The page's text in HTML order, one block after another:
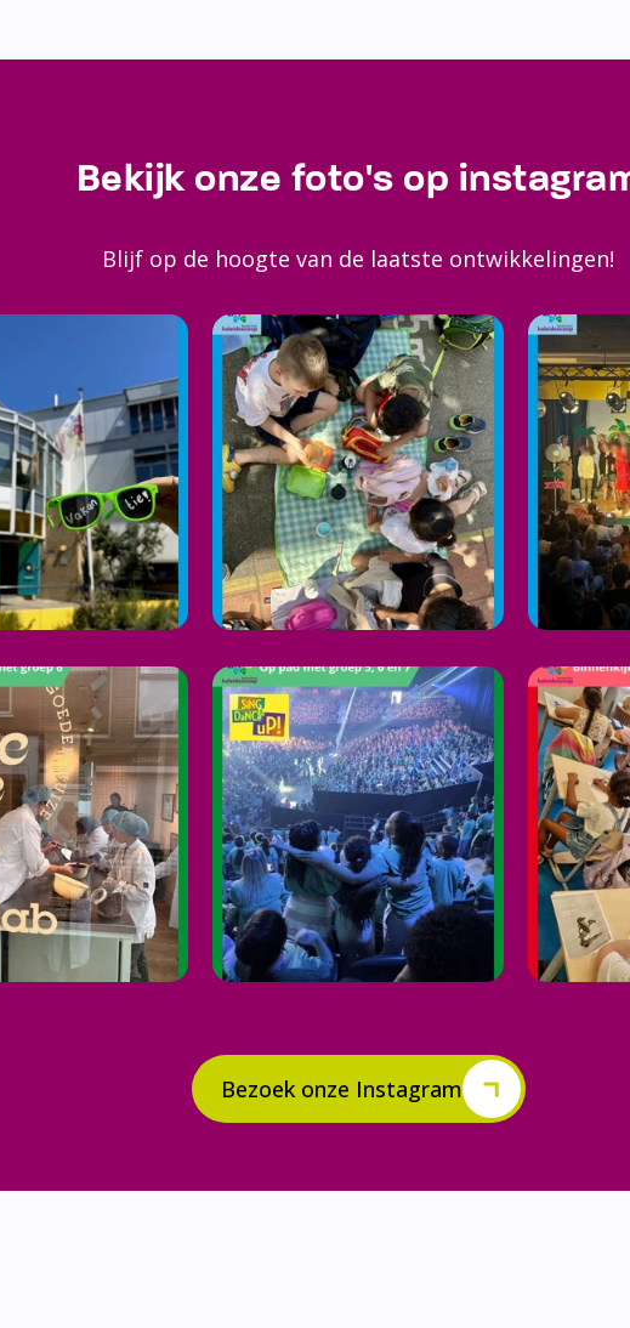
Bekijk onze foto's op
Bezoek onze Instagram